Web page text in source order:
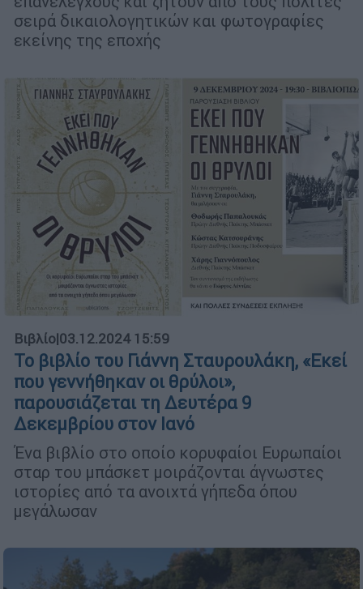
σειρά δικαιολογητικών και φωτογραφίες
εκείνης της εποχής
Βιβλίο|03.12.2024 15:59
Το βιβλίο του Γιάννη Σταυρουλάκη, «Εκεί
που γεννήθηκαν οι θρύλοι»,
παρουσιάζεται τη Δευτέρα 9
Δεκεμβρίου στον Ιανό
Ένα βιβλίο στο οποίο κορυφαίοι Ευρωπαίοι
σταρ του μπάσκετ μοιράζονται άγνωστες
ιστορίες από τα ανοιχτά γήπεδα όπου
μεγάλωσαν